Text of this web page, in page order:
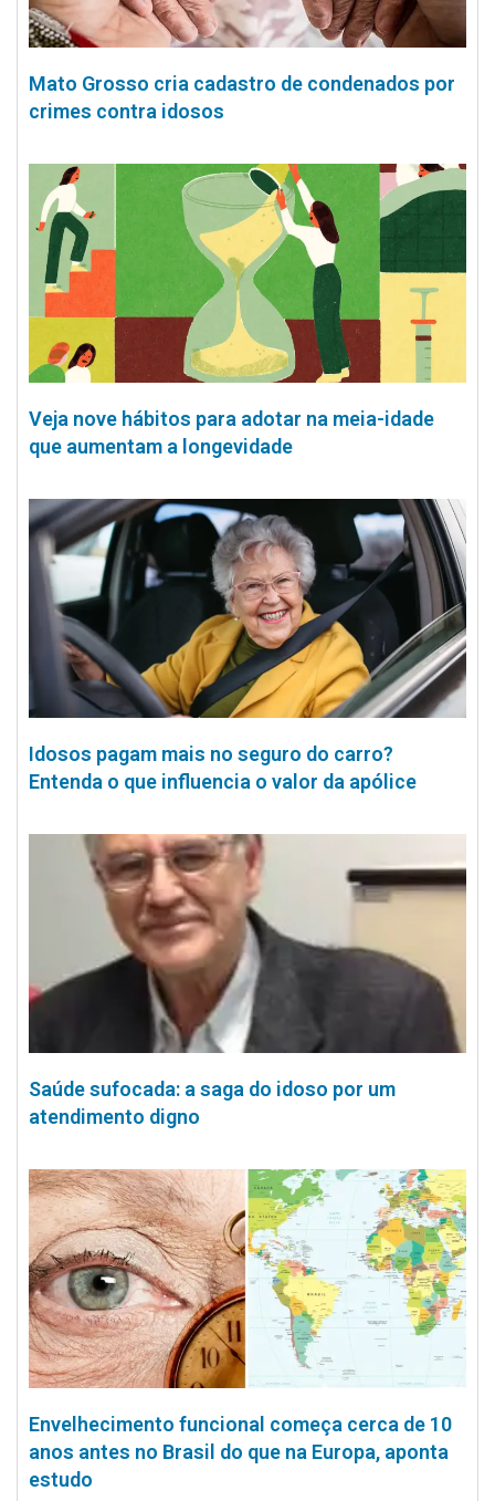
Mato Grosso cria cadastro de condenados por
crimes contra idosos
Veja nove hábitos para adotar na meia-idade
que aumentam a longevidade
Idosos pagam mais no seguro do carro?
Entenda o que influencia o valor da apólice
Saúde sufocada: a saga do idoso por um
atendimento digno
Envelhecimento funcional começa cerca de 10
anos antes no Brasil do que na Europa, aponta
estudo